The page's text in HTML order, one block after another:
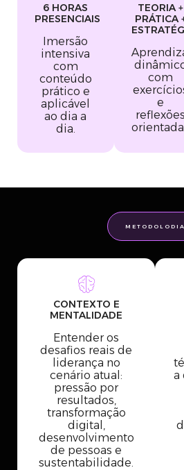
6 HORAS
PRESENCIAIS
Imersão
intensiva
com
conteúdo
prático e
aplicável
ao dia a
dia.
TEORIA +
PRÁTICA
com
e
reflexões
METODOLODIA
CONTEXTO E
MENTALIDADE
Entender os
desafios reais de
liderança no
cenário atual:
pressão por
resultados,
transformação
digital,
desenvolvimento
de pessoas e
sustentabilidade.
a